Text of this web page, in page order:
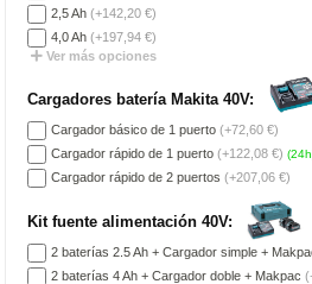
2,5 Ah (+142,20 €)
4,0 Ah (+197,94 €)
Ver más opciones
Cargadores batería Makita 40V:
Cargador básico de 1 puerto (+72,60 €)
Cargador rápido de 1 puerto (+122,08 €)
Cargador rápido de 2 puertos (+207,06 €)
Kit fuente alimentación 40V:
2 baterías 2.5 Ah + Cargador simple +
2 baterías 4 Ah + Cargador doble + Makpac